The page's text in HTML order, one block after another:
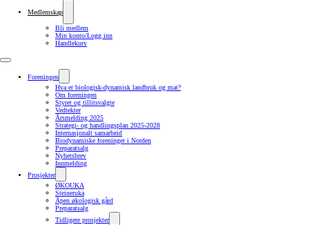
Medlemskap
Bli medlem
Min konto/Logg inn
Handlekurv
Foreningen
Hva er biologisk-dynamisk landbruk og mat?
Om foreningen
Styret og tillitsvalgte
Vedtekter
Årsmelding 2025
Strategi- og handlingsplan 2025-2028
Internasjonalt samarbeid
Biodynamiske foreninger i Norden
Preparatsalg
Nyhetsbrev
Innmelding
Prosjekter
ØKOUKA
Steineruka
Åpen økologisk gård
Preparatsalg
Tidligere prosjekter